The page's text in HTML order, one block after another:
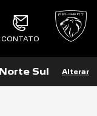
CONTATO
Sul Alterar